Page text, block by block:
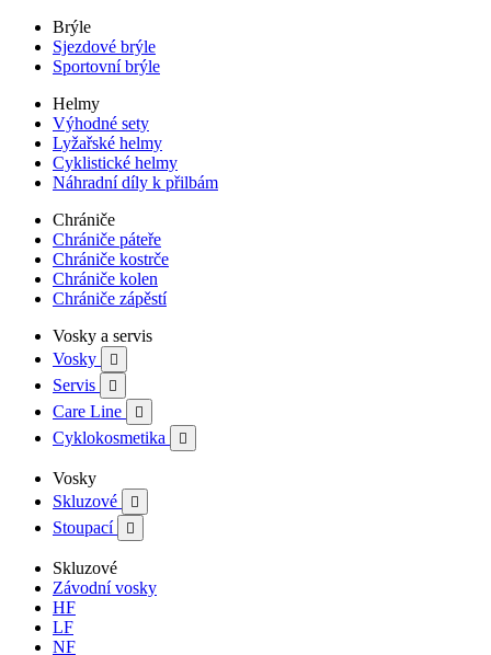
Brýle
Sjezdové brýle
Sportovní brýle
Helmy
Výhodné sety
Lyžařské helmy
Cyklistické helmy
Náhradní díly k přilbám
Chrániče
Chrániče páteře
Chrániče kostrče
Chrániče kolen
Chrániče zápěstí
Vosky a servis
Vosky

Servis 
Care Line 
Cyklokosmetika 
Vosky
Skluzové

Stoupací 
Skluzové
Závodní vosky
HF
LF
NF